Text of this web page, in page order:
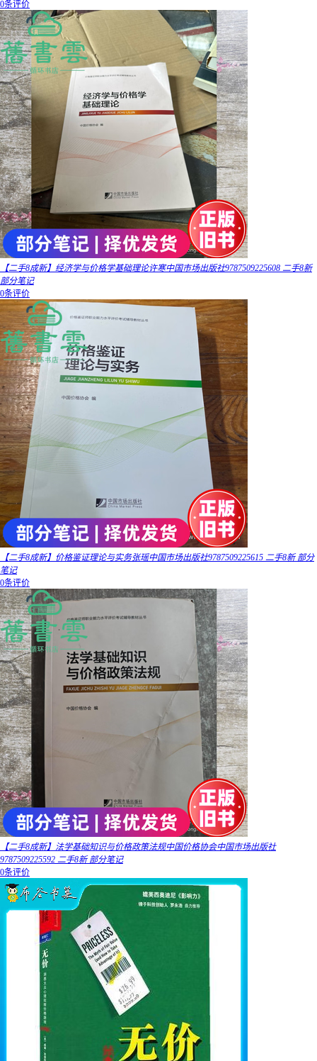
0条评价
【二手8成新】经济学与价格学基础理论许寒中国市场出版社9787509225608 二手8新
部分笔记
0条评价
【二手8成新】价格鉴证理论与实务张瑶中国市场出版社9787509225615 二手8新 部分
笔记
0条评价
【二手8成新】法学基础知识与价格政策法规中国价格协会中国市场出版社
9787509225592 二手8新 部分笔记
0条评价